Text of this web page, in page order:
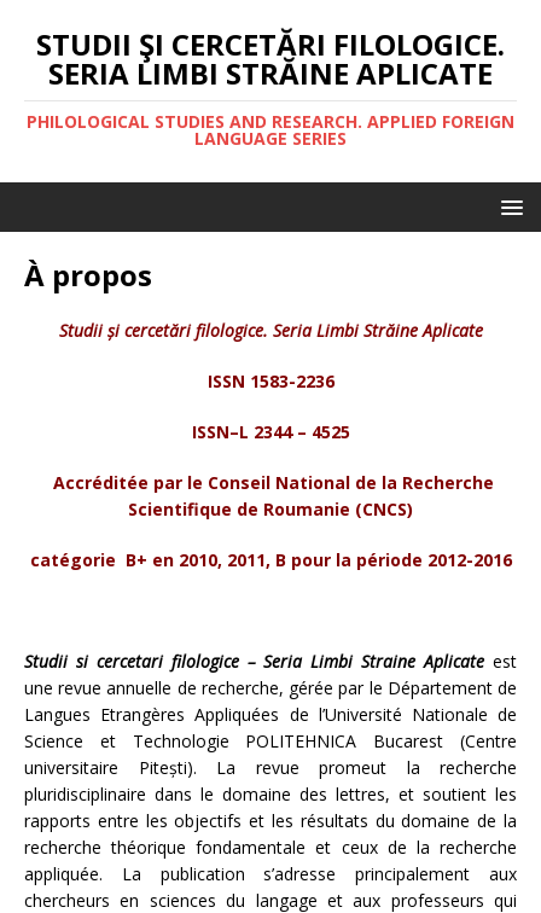
STUDII ŞI CERCETĂRI FILOLOGICE.
SERIA LIMBI STRĂINE APLICATE
PHILOLOGICAL STUDIES AND RESEARCH. APPLIED FOREIGN
LANGUAGE SERIES
À propos
Studii și cercetări filologice. Seria Limbi Străine Aplicate
ISSN 1583-2236
ISSN–L 2344 – 4525
Accréditée par le Conseil National de la Recherche
Scientifique de Roumanie (CNCS)
catégorie B+ en 2010, 2011, B pour la période 2012-2016
Studii si cercetari filologice – Seria Limbi Straine Aplicate est
une revue annuelle de recherche, gérée par le Département de
Langues Etrangères Appliquées de l’Université Nationale de
Science et Technologie POLITEHNICA Bucarest (Centre
universitaire Pitești). La revue promeut la recherche
pluridisciplinaire dans le domaine des lettres, et soutient les
rapports entre les objectifs et les résultats du domaine de la
recherche théorique fondamentale et ceux de la recherche
appliquée. La publication s’adresse principalement aux
chercheurs en sciences du langage et aux professeurs qui